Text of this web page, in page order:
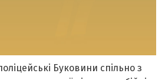
Буковини спільно з